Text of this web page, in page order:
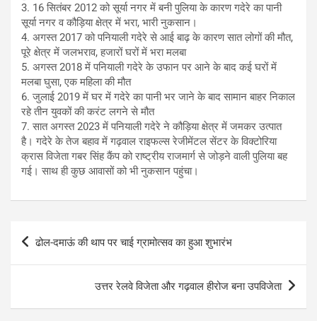
3. 16 सितंबर 2012 को सूर्या नगर में बनी पुलिया के कारण गदेरे का पानी
सूर्या नगर व कौड़िया क्षेत्र में भरा, भारी नुकसान।
4. अगस्त 2017 को पनियाली गदेरे से आई बाढ़ के कारण सात लोगों की मौत,
पूरे क्षेत्र में जलभराव, हजारों घरों में भरा मलबा
5. अगस्त 2018 में पनियाली गदेरे के उफान पर आने के बाद कई घरों में
मलबा घुसा, एक महिला की मौत
6. जुलाई 2019 में घर में गदेरे का पानी भर जाने के बाद सामान बाहर निकाल
रहे तीन युवकों की करंट लगने से मौत
7. सात अगस्त 2023 में पनियाली गदेरे ने कौड़िया क्षेत्र में जमकर उत्पात
है। गदेरे के तेज बहाव में गढ़वाल राइफल्स रेजीमेंटल सेंटर के विक्टोरिया
क्रास विजेता गबर सिंह कैंप को राष्ट्रीय राजमार्ग से जोड़ने वाली पुलिया बह
गई। साथ ही कुछ आवासों को भी नुकसान पहुंचा।
Post
ढोल-दमाऊं की थाप पर चाई ग्रामोत्सव का हुआ शुभारंभ
उत्तर रेलवे विजेता और गढ़वाल हीरोज बना उपविजेता